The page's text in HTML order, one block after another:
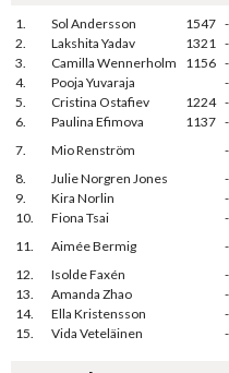
1. Sol Andersson 1547 -
2.
Lakshita Yadav 1321 -
3.
Camilla Wennerholm 1156 -
4.
Pooja Yuvaraja -
5.
Cristina Ostafiev 1224 -
6.
Paulina Efimova 1137 -
7.
Mio Renström -
8.
Julie Norgren Jones -
9.
Kira Norlin -
10.
Fiona Tsai -
11.
Aimée Bermig -
12.
Isolde Faxén -
13.
Amanda Zhao -
14.
Ella Kristensson -
15.
Vida Veteläinen -